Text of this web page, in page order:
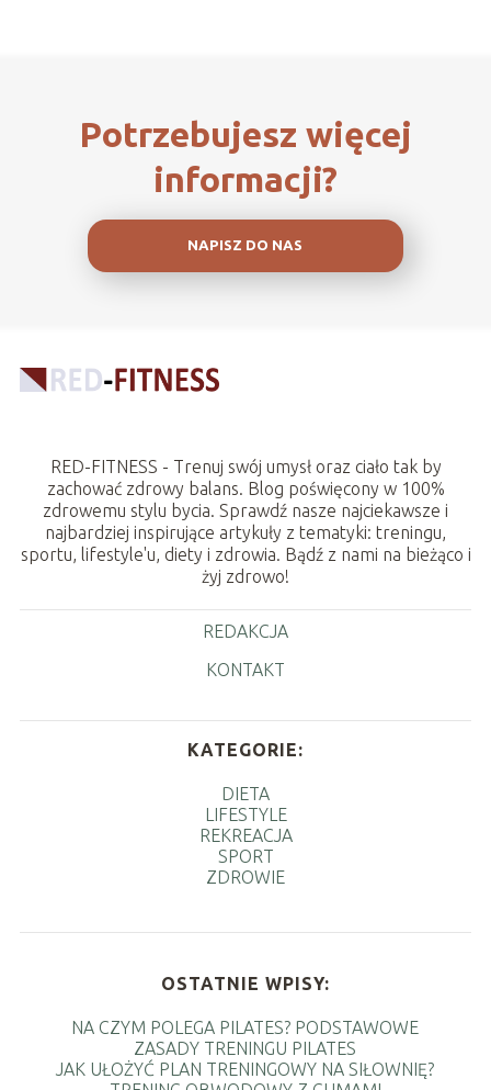
Potrzebujesz więcej
informacji?
NAPISZ DO NAS
RED-FITNESS - Trenuj swój umysł oraz ciało tak by
zachować zdrowy balans. Blog poświęcony w 100%
zdrowemu stylu bycia. Sprawdź nasze najciekawsze i
najbardziej inspirujące artykuły z tematyki: treningu,
sportu, lifestyle'u, diety i zdrowia. Bądź z nami na bieżąco i
żyj zdrowo!
REDAKCJA
KONTAKT
KATEGORIE:
DIETA
LIFESTYLE
REKREACJA
SPORT
ZDROWIE
OSTATNIE WPISY:
NA CZYM POLEGA PILATES? PODSTAWOWE
ZASADY TRENINGU PILATES
JAK UŁOŻYĆ PLAN TRENINGOWY NA SIŁOWNIĘ?